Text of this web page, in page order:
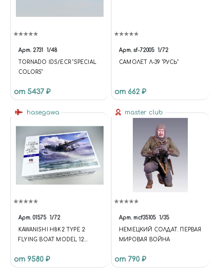
Арт. 2731 1/48
TORNADO IDS/ECR ''SPECIAL
COLORS''
от 5437 ₽
Арт. sf-72005 1/72
САМОЛЕТ Л-39 "РУСЬ"
от 662 ₽
hasegawa
Арт. 01575 1/72
KAWANISHI H8K2 TYPE 2
FLYING BOAT MODEL 12
HASEGAWA
от 9580 ₽
master club
Арт. mcf35105 1/35
НЕМЕЦКИЙ СОЛДАТ. ПЕРВАЯ
МИРОВАЯ ВОЙНА
от 790 ₽